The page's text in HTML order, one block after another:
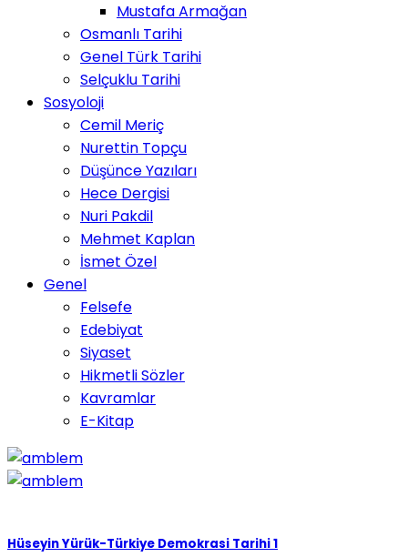
Mustafa Armağan
Osmanlı Tarihi
Genel Türk Tarihi
Selçuklu Tarihi
Sosyoloji
Cemil Meriç
Nurettin Topçu
Düşünce Yazıları
Hece Dergisi
Nuri Pakdil
Mehmet Kaplan
İsmet Özel
Genel
Felsefe
Edebiyat
Siyaset
Hikmetli Sözler
Kavramlar
E-Kitap
Hüseyin Yürük-Türkiye Demokrasi Tarihi 1